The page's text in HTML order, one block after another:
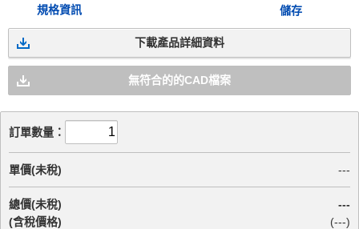
規格資訊 儲存
下載產品詳細資料
無符合的的CAD檔案
訂單數量：
單價(未稅) ---
總價(未稅)
(含稅價格)
---
(---)